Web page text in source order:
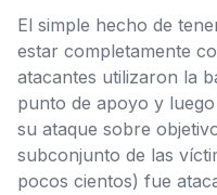
El simple hecho de
estar completamente
atacantes utilizaron la
punto de apoyo y luego
su ataque sobre
subconjunto de las
pocos cientos) fue